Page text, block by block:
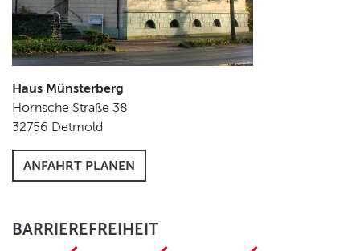
Haus Münsterberg
Hornsche Straße 38
32756 Detmold
ANFAHRT PLANEN
BARRIEREFREIHEIT